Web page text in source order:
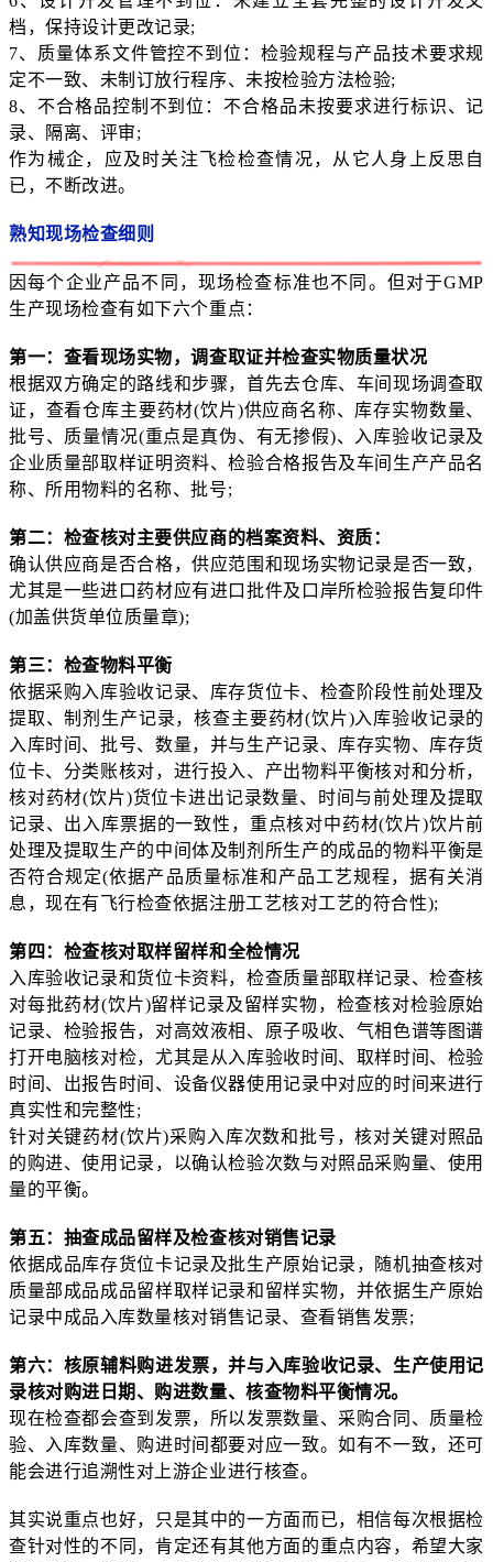
档，保持设计更改记录;
7、质量体系文件管控不到位：检验规程与产品技术要求规
定不一致、未制订放行程序、未按检验方法检验;
8、不合格品控制不到位：不合格品未按要求进行标识、记
录、隔离、评审;
作为械企，应及时关注飞检检查情况，从它人身上反思自
已，不断改进。
熟知现场检查细则
因每个企业产品不同，现场检查标准也不同。但对于GMP
生产现场检查有如下六个重点：
第一：查看现场实物，调查取证并检查实物质量状况
根据双方确定的路线和步骤，首先去仓库、车间现场调查取
证，查看仓库主要药材(饮片)供应商名称、库存实物数量、
批号、质量情况(重点是真伪、有无掺假)、入库验收记录及
企业质量部取样证明资料、检验合格报告及车间生产产品名
称、所用物料的名称、批号;
第二：检查核对主要供应商的档案资料、资质：
确认供应商是否合格，供应范围和现场实物记录是否一致，
尤其是一些进口药材应有进口批件及口岸所检验报告复印件
(加盖供货单位质量章);
第三：检查物料平衡
依据采购入库验收记录、库存货位卡、检查阶段性前处理及
提取、制剂生产记录，核查主要药材(饮片)入库验收记录的
入库时间、批号、数量，并与生产记录、库存实物、库存货
位卡、分类账核对，进行投入、产出物料平衡核对和分析，
核对药材(饮片)货位卡进出记录数量、时间与前处理及提取
记录、出入库票据的一致性，重点核对中药材(饮片)饮片前
处理及提取生产的中间体及制剂所生产的成品的物料平衡是
否符合规定(依据产品质量标准和产品工艺规程，据有关消
息，现在有飞行检查依据注册工艺核对工艺的符合性);
第四：检查核对取样留样和全检情况
入库验收记录和货位卡资料，检查质量部取样记录、检查核
对每批药材(饮片)留样记录及留样实物，检查核对检验原始
记录、检验报告，对高效液相、原子吸收、气相色谱等图谱
打开电脑核对检，尤其是从入库验收时间、取样时间、检验
时间、出报告时间、设备仪器使用记录中对应的时间来进行
真实性和完整性;
针对关键药材(饮片)采购入库次数和批号，核对关键对照品
的购进、使用记录，以确认检验次数与对照品采购量、使用
量的平衡。
第五：抽查成品留样及检查核对销售记录
依据成品库存货位卡记录及批生产原始记录，随机抽查核对
质量部成品成品留样取样记录和留样实物，并依据生产原始
记录中成品入库数量核对销售记录、查看销售发票;
第六：核原辅料购进发票，并与入库验收记录、生产使用记
录核对购进日期、购进数量、核查物料平衡情况。
现在检查都会查到发票，所以发票数量、采购合同、质量检
验、入库数量、购进时间都要对应一致。如有不一致，还可
能会进行追溯性对上游企业进行核查。
其实说重点也好，只是其中的一方面而已，相信每次根据检
查针对性的不同，肯定还有其他方面的重点内容，希望大家